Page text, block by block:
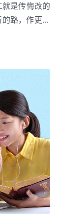
是传悔改的
路，作更新
约圣经来将
来维护旧约
的工作，所
，他都不关
约先知预言
还用套规条
有任何权利
按照旧约那
他要是按照
吃，他并不守
进圣殿，也
经高过旧约
守圣经，定
”还有的人
！”这样的人
么看圣经也
天神的
说法 一》